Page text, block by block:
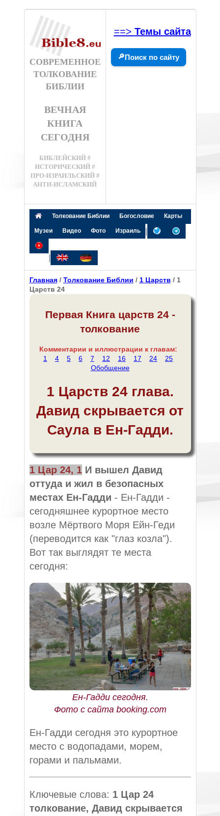
СОВРЕМЕННОЕ
ТОЛКОВАНИЕ
БИБЛИИ
ВЕЧНАЯ
КНИГА
СЕГОДНЯ
БИБЛЕЙСКИЙ #
ИСТОРИЧЕСКИЙ #
ПРО-ИЗРАИЛЬСКИЙ #
АНТИ-ИСЛАМСКИЙ
==> Темы сайта
🔎Поиск по сайту
Толкование Библии Богословие Карты
Музеи Видео Фото Израиль |
|
Главная/ Толкование Библии / 1 Царств / 1
Царств 24
Первая Книга царств 24 -
толкование
Комментарии и иллюстрации к главам:
1
4 5 6 7 12 16 17 24
25
Обобщение
1 Царств 24 глава.
Давид скрывается от
Саула в Ен-Гадди.
1 Цар 24, 1 И вышел Давид
оттуда и жил в безопасных
местах Ен-Гадди - Ен-Гадди -
сегодняшнее курортное место
возле Мёртвого Моря Ейн-Геди
(переводится как "глаз козла").
Вот так выглядят те места
сегодня:
Ен-Гадди сегодня.
Фото с сайта booking.com
Ен-Гадди сегодня это курортное
место с водопадами, морем,
горами и пальмами.
Ключевые слова: 1 Цар 24
толкование, Давид скрывается